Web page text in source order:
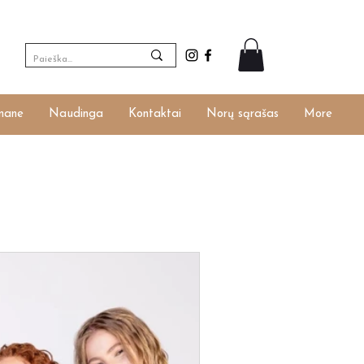
Naudinga Kontaktai Norų sąrašas More